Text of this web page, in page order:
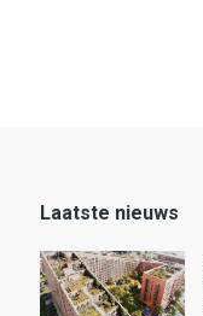
Laatste nieuws